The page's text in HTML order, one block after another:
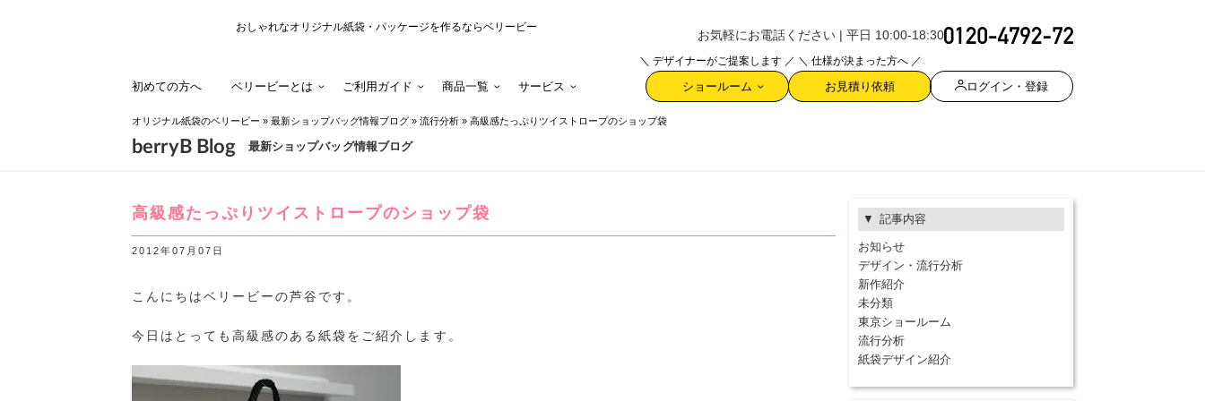
おしゃれなオリジナル紙袋・パッケージを作るならベリービー
お気軽にお電話ください | 平日 10:00-18:30
初めての方へ ベリービーとは ご利用ガイド 商品一覧 サービス
＼ デザイナーがご提案します ／
ショールーム
＼ 仕様が決まった方へ ／
お見積り依頼 ログイン・登録
オリジナル紙袋のベリービー » 最新ショップバッグ情報ブログ » 流行分析 » 高級感たっぷりツイストロープのショップ袋
最新ショップバッグ情報ブログ
berryB Blog
高級感たっぷりツイストロープのショップ袋
2012年07月07日
こんにちはベリービーの芦谷です。
今日はとっても高級感のある紙袋をご紹介します。
記事内容
お知らせ
デザイン・流行分析
新作紹介
未分類
東京ショールーム
流行分析
紙袋デザイン紹介